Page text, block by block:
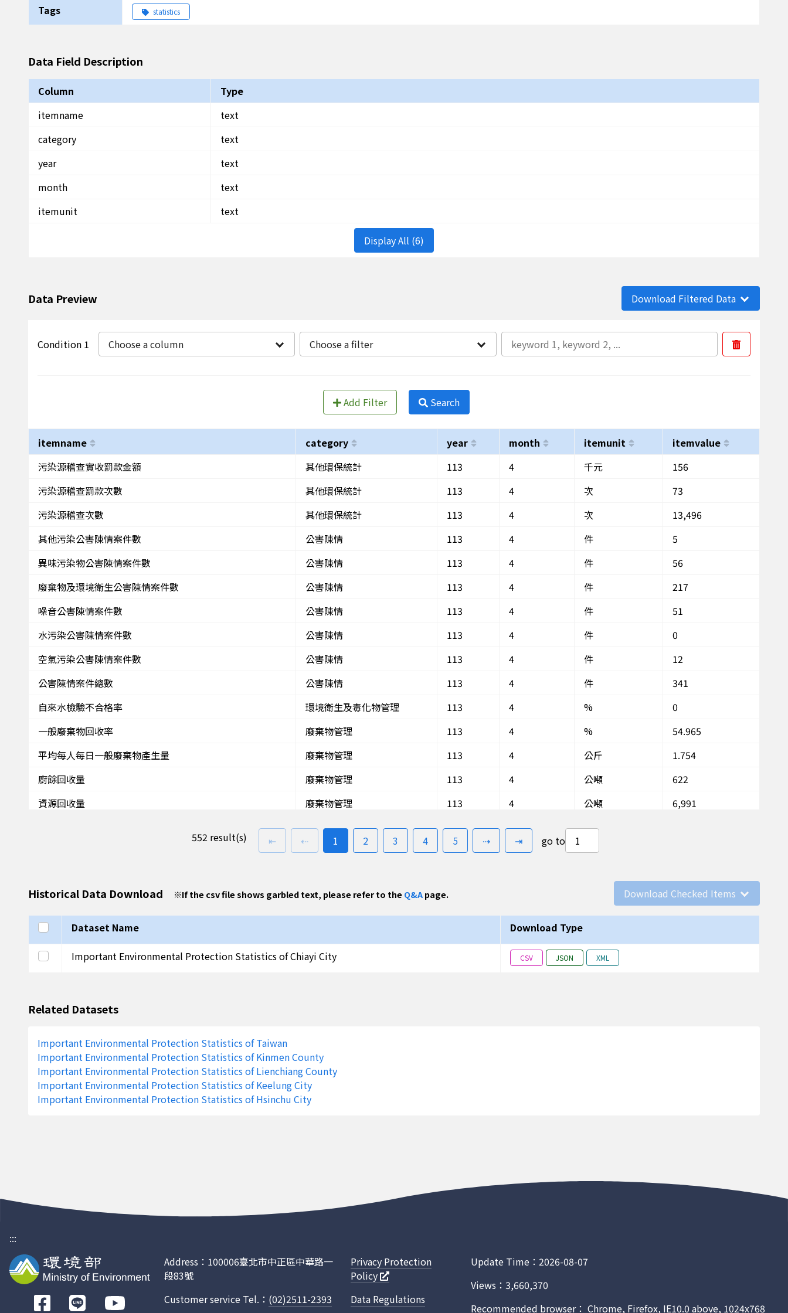
Tags statistics
Data Field Description
Column
Type
itemname
text
category
text
year
text
month
text
itemunit
text
Display All (6)
Data Preview Download Filtered Data
Condition 1 Choose a column Choose a filter
Add Filter Search
itemname category year month itemunit
itemvalue
污染源稽查實收罰款金額
其他環保統計 113 4 千元
156
污染源稽查罰款次數
其他環保統計 113 4 次
73
污染源稽查次數
其他環保統計 113 4 次
13,496
其他污染公害陳情案件數
公害陳情 113 4 件
5
異味污染物公害陳情案件數
公害陳情 113 4 件
56
廢棄物及環境衛生公害陳情案件數
公害陳情 113 4 件
217
噪音公害陳情案件數
公害陳情 113 4 件
51
水污染公害陳情案件數
公害陳情 113 4 件
0
空氣污染公害陳情案件數
公害陳情 113 4 件
12
公害陳情案件總數
公害陳情 113 4 件
341
自來水檢驗不合格率
環境衛生及毒化物管理 113 4 %
0
一般廢棄物回收率
廢棄物管理 113 4 %
54.965
平均每人每日一般廢棄物產生量
廢棄物管理 113 4 公斤
1.754
廚餘回收量
廢棄物管理 113 4 公噸
622
資源回收量
廢棄物管理 113 4 公噸
6,991
廢棄物管理 113 4 公噸
空氣品質保護 113 4 ppm
環境部空氣品質一般測站一氧化碳濃度
空氣品質保護 113
0.26
環境部空氣品質一般測站二氧化硫濃度
4
環境部空氣品質一般測站懸浮微粒濃度
空氣品質保護 113 4 ug/m3
31.9
污染源稽查罰款次數
污染源稽查次數
其他環保統計
其他污染公害陳情案件數
公害陳情
113 5
4
空氣污染公害陳情案件數
公害陳情
自來水檢驗不合格率
環境衛生及毒化物管理 5 %
一般廢棄物回收率
廢棄物管理 5
平均每人每日一般廢棄物產生量
廢棄物管理 5 公斤 1.85
552 result(s) ⇤first page
⇠previous page
go to
1 page(s)go to
2page(s)go to
3page(s)go to
4page(s)go to
5page(s)
⇢next page
⇥last page
go to
Historical Data Download ※If the csv file shows garbled text, please refer to theQ&Apage. Download Checked Items
Select all
Dataset Name
Download Type
Select this row
Important Environmental Protection Statistics of Chiayi City CSV JSON XML
Related Datasets
Important Environmental Protection Statistics of Taiwan
Important Environmental Protection Statistics of Kinmen County
Important Environmental Protection Statistics of Lienchiang County
Important Environmental Protection Statistics of Keelung City
Important Environmental Protection Statistics of Hsinchu City
:::
前
Address：100006臺北市中正區中華路一
段83號
Customer service Tel.： (02)2511-2393
Privacy Protection
Policy
Data Regulations
Update Time：2026-08-07
Views：3,660,370
Recommended browser： Chrome, Firefox, IE10.0 above, 1024x768